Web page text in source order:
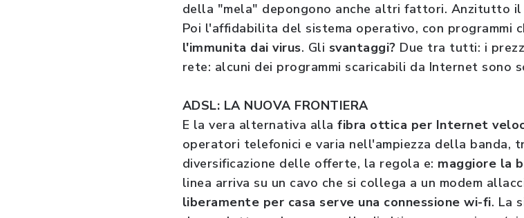
della "mela" depongono anche altri fattori. Anzitutto il
Poi l'affidabilita del sistema operativo, con programmi
l'immunita dai virus. Gli svantaggi? Due tra tutti: i
rete: alcuni dei programmi scaricabili da Internet sono
ADSL: LA NUOVA FRONTIERA
E la vera alternativa allafibra ottica per Internet
operatori telefonici e varia nell'ampiezza della banda,
diversificazione delle offerte, la regola e: maggiore la
linea arriva su un cavo che si collega a un modem
liberamente per casa serve una connessione wi-fi. La